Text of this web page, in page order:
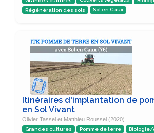
Régénération des sols
Sol en Caux
Itinéraires d'implantation de
en Sol Vivant
Olivier Tassel et Matthieu Roussel (2020)
Grandes cultures Pomme de terre
Biologie/